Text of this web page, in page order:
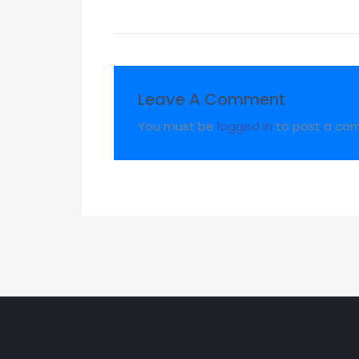
Leave A Comment
You must be logged in to post a